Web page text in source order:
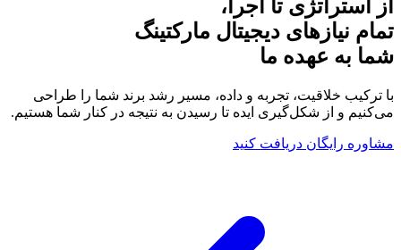
از استراتژی تا اجرا،
تمام نیازهای دیجیتال مارکتینگ
شما به عهده ما
با ترکیب خلاقیت، تجربه و داده، مسیر رشد برند شما را طراحی
می‌کنیم و از شکل‌گیری ایده تا رسیدن به نتیجه در کنار شما هستیم.
مشاوره رایگان دریافت کنید